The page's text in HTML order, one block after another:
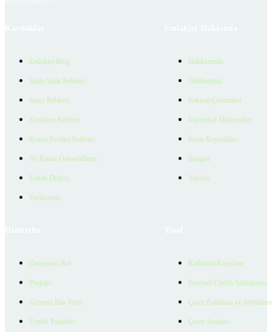
Emlakjet Blog
Satın Alma Rehberi
Satıcı Rehberi
Kiralama Rehberi
Konut Kredisi Rehberi
Ne Kadar Ödeyebilirim
Emlak Değeri
Verilerimiz
Hakkımızda
Ödüllerimiz
Reklam Çözümleri
Kurumsal Materyaller
İnsan Kaynakları
İletişim
Yardım
Danışman Bul
Projeler
Ücretsiz İlan Verin
Üyelik Paketleri
Kullanım Koşulları
Bireysel Üyelik Sözleşmesi
Çerez Politikası ve
Çerez Ayarları